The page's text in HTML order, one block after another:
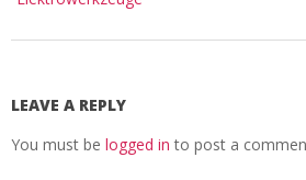
LEAVE A REPLY
You must be logged in to post a